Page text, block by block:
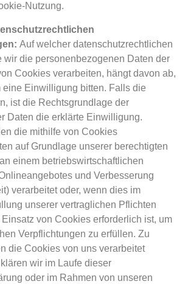
Nutzung.
Auf welcher datenschutzrechtlichen
wir die personenbezogenen Daten der
Cookies verarbeiten, hängt davon ab,
eine Einwilligung bitten. Falls die
ist die Rechtsgrundlage der
Daten die erklärte Einwilligung.
die mithilfe von Cookies
auf Grundlage unserer berechtigten
einem betriebswirtschaftlichen
und Verbesserung
verarbeitet oder, wenn dies im
unserer vertraglichen Pflichten
von Cookies erforderlich ist, um
Verpflichtungen zu erfüllen. Zu
die Cookies von uns verarbeitet
wir im Laufe dieser
oder im Rahmen von unseren